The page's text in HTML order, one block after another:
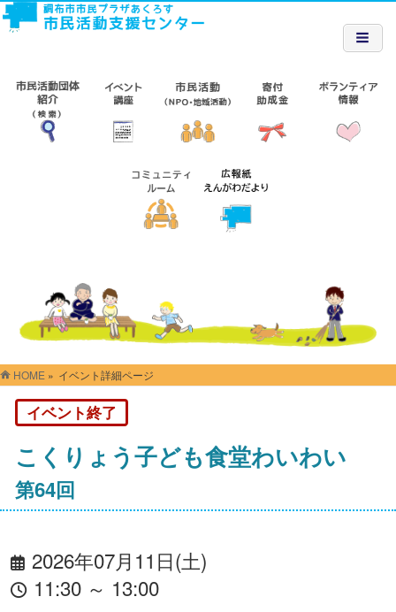
HOME » イベント詳細ページ
イベント終了
こくりょう子ども食堂わいわい
第64回
2026年07月11日(土)
11:30 ～ 13:00